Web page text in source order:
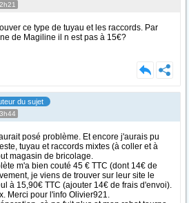
ce type de tuyau et les raccords. Par
de Magiline il n est pas à 15€?
du sujet
posé problème. Et encore j'aurais pu
tuyau et raccords mixtes (à coller et à
magasin de bricolage.
m'a bien couté 45 € TTC (dont 14€ de
je viens de trouver sur leur site le
à 15,90€ TTC (ajouter 14€ de frais d'envoi).
Merci pour l'info Olivier921.